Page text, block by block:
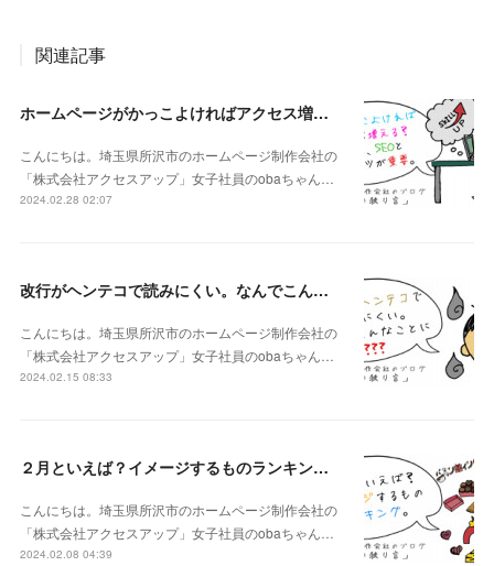
関連記事
ホームページがかっこよければアクセス増える？いいえ、SEOとコンテンツが重要。
こんにちは。埼玉県所沢市のホームページ制作会社の
「株式会社アクセスアップ」女子社員のobaちゃん…
2024.02.28 02:07
改行がヘンテコで読みにくい。なんでこんなことに???
こんにちは。埼玉県所沢市のホームページ制作会社の
「株式会社アクセスアップ」女子社員のobaちゃん…
2024.02.15 08:33
２月といえば？イメージするものランキング。
こんにちは。埼玉県所沢市のホームページ制作会社の
「株式会社アクセスアップ」女子社員のobaちゃん…
2024.02.08 04:39